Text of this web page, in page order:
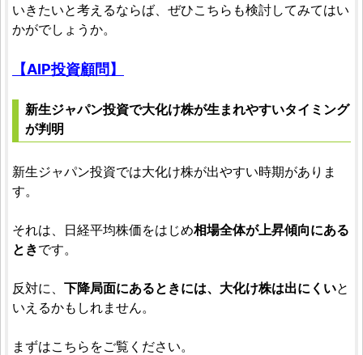
いきたいと考えるならば、ぜひこちらも検討してみてはい
かがでしょうか。
【AIP投資顧問】
新生ジャパン投資で大化け株が生まれやすいタイミング
が判明
新生ジャパン投資では大化け株が出やすい時期がありま
す。
それは、日経平均株価をはじめ相場全体が上昇傾向にある
ときです。
反対に、 下降局面にあるときには、大化け株は出にくいと
いえるかもしれません。
まずはこちらをご覧ください。